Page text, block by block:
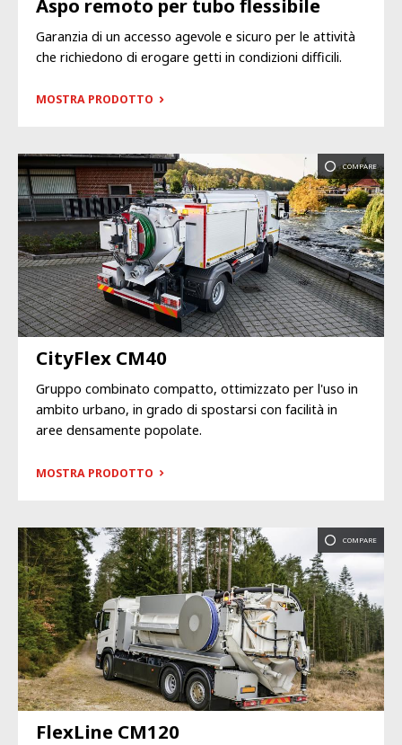
Aspo remoto per tubo flessibile
Garanzia di un accesso agevole e sicuro per le attività
che richiedono di erogare getti in condizioni difficili.
MOSTRA PRODOTTO
COMPARE
CityFlex CM40
Gruppo combinato compatto, ottimizzato per l'uso in
ambito urbano, in grado di spostarsi con facilità in
aree densamente popolate.
MOSTRA PRODOTTO
COMPARE
FlexLine CM120